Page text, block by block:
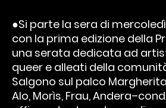
●Si parte la sera di mercoledì
con la prima edizione della
una serata dedicata ad
queer e alleati della comunità
Salgono sul palco Margherita
Alo, Morìs, Frau,